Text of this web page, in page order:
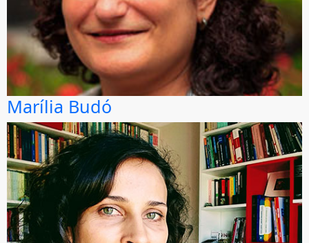
Marília Budó